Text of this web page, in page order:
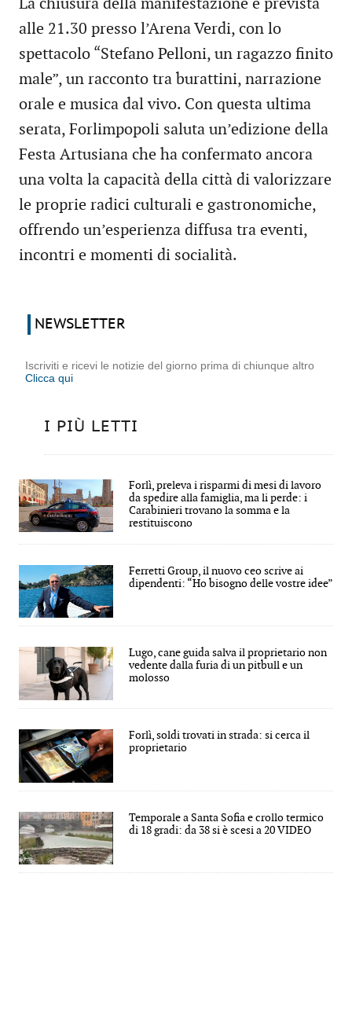
La chiusura della manifestazione è prevista
alle 21.30 presso l’Arena Verdi, con lo
spettacolo “Stefano Pelloni, un ragazzo finito
male”, un racconto tra burattini, narrazione
orale e musica dal vivo. Con questa ultima
serata, Forlimpopoli saluta un’edizione della
Festa Artusiana che ha confermato ancora
una volta la capacità della città di valorizzare
le proprie radici culturali e gastronomiche,
offrendo un’esperienza diffusa tra eventi,
incontri e momenti di socialità.
NEWSLETTER
Iscriviti e ricevi le notizie del giorno prima di chiunque altro
Clicca qui
I PIÙ LETTI
Forlì, preleva i risparmi di mesi di lavoro
da spedire alla famiglia, ma li perde: i
Carabinieri trovano la somma e la
restituiscono
Ferretti Group, il nuovo ceo scrive ai
dipendenti: “Ho bisogno delle vostre idee”
Lugo, cane guida salva il proprietario non
vedente dalla furia di un pitbull e un
molosso
Forlì, soldi trovati in strada: si cerca il
proprietario
Temporale a Santa Sofia e crollo termico
di 18 gradi: da 38 si è scesi a 20 VIDEO